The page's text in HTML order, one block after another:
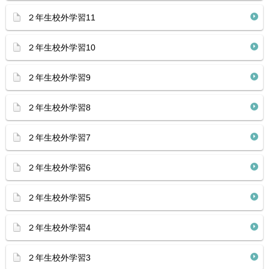
２年生校外学習11
２年生校外学習10
２年生校外学習9
２年生校外学習8
２年生校外学習7
２年生校外学習6
２年生校外学習5
２年生校外学習4
２年生校外学習3